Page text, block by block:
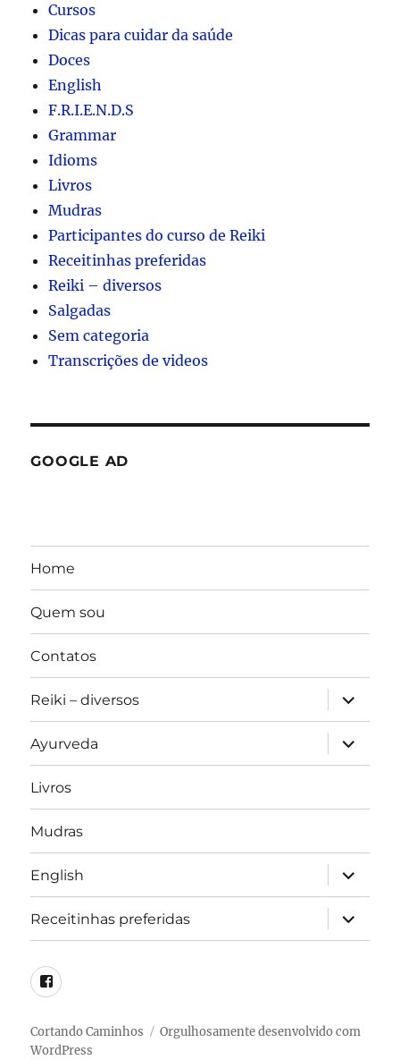
Cursos
Dicas para cuidar da saúde
Doces
English
F.R.I.E.N.D.S
Grammar
Idioms
Livros
Mudras
Participantes do curso de Reiki
Receitinhas preferidas
Reiki – diversos
Salgadas
Sem categoria
Transcrições de videos
GOOGLE AD
Home
Quem sou
Contatos
Reiki – diversos
expandir
Ayurveda
expandir
Livros
Mudras
English
expandir
Receitinhas preferidas
expandir
Facebook
Cortando Caminhos
Orgulhosamente desenvolvido com
WordPress